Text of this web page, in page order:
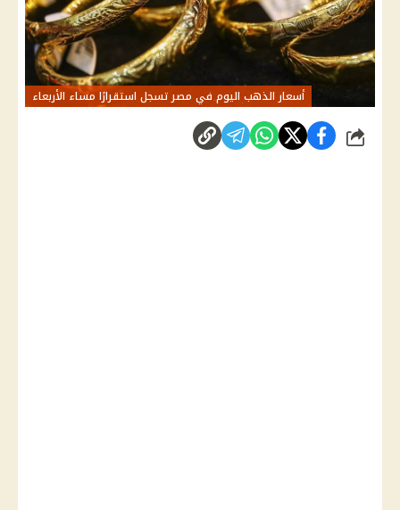
أسعار الذهب اليوم في مصر تسجل استقرارًا مساء الأربعاء
شارك